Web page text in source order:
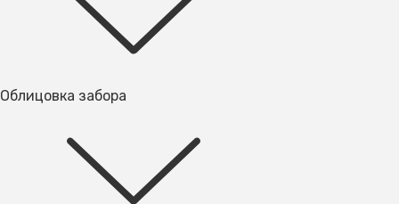
Облицовка забора